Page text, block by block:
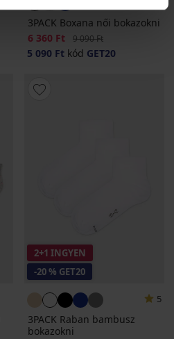
3PACK Boxana női bokazokni
Kedvezmény
6 360 Ft Eredeti ár
9 090 Ft
5 090 Ft kód GET20
2+1 INGYEN
-20 % GET20
5
3PACK Raban bambusz
bokazokni